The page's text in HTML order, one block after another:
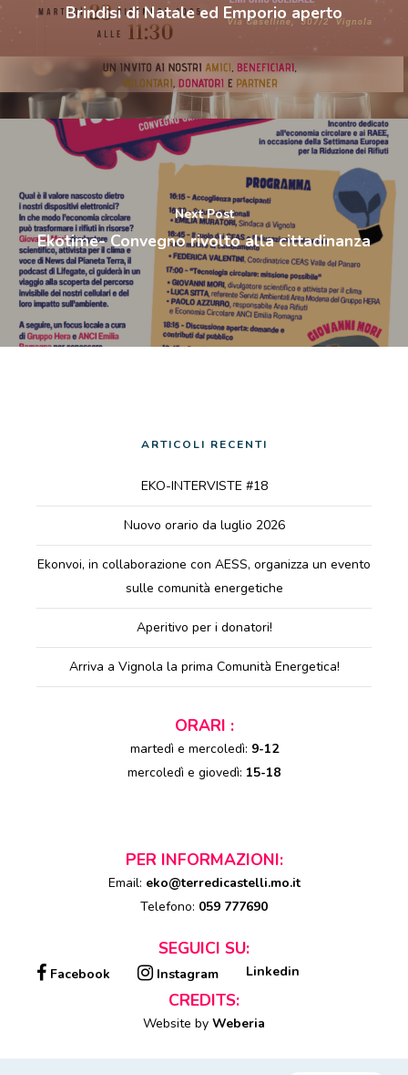
Brindisi di Natale ed Emporio aperto
Next Post
Ekotime- Convegno rivolto alla cittadinanza
ARTICOLI RECENTI
EKO-INTERVISTE #18
Nuovo orario da luglio 2026
Ekonvoi, in collaborazione con AESS, organizza un evento
sulle comunità energetiche
Aperitivo per i donatori!
Arriva a Vignola la prima Comunità Energetica!
ORARI :
martedì e mercoledì: 9-12
mercoledì e giovedì: 15-18
PER INFORMAZIONI:
Email: eko@terredicastelli.mo.it
Telefono: 059 777690
SEGUICI SU:
Facebook Instagram Linkedin
CREDITS:
Website by Weberia